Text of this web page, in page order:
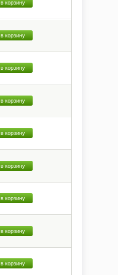
в корзину
в корзину
в корзину
в корзину
в корзину
в корзину
в корзину
в корзину
в корзину